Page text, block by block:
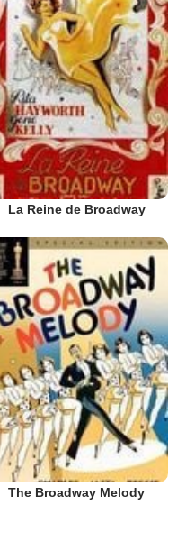
La Reine de Broadway
The Broadway Melody